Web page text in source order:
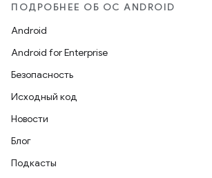
ПОДРОБНЕЕ ОБ ОС ANDROID
Android
Android for Enterprise
Безопасность
Исходный код
Новости
Блог
Подкасты